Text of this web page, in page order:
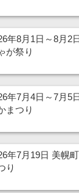
年8月1日～8月
が祭り
年7月4日～7月5
まつり
年7月19日 美幌
り